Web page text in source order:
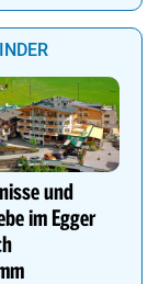
und
im Egger